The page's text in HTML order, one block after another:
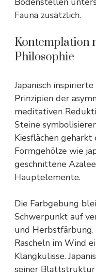
Fauna zusätzlich.
Kontemplation
Philosophie
Japanisch
Prinzipien der
meditativen
Steine
Kiesflächen
Formgehölze wie
geschnittene
Hauptelemente.
Die Farbgebung
Schwerpunkt auf
und Herbstfärbung.
Rascheln im Wind
Klangkulisse.
seiner